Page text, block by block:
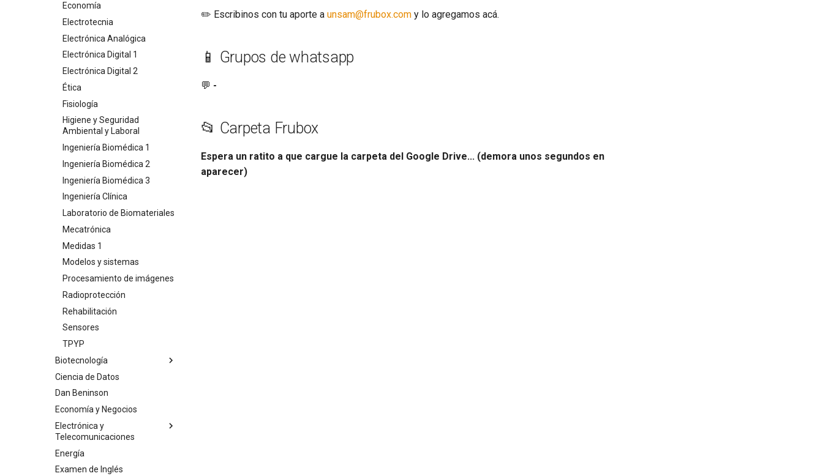
Cálculo 3
Cálculo Avanzado
Ciencia, Tecnología y
Sociedad
Economía
Estadística Aplicada y
Bioestadística
Probabilidad Y Estadística
Estática y Resistencia De Los
Materiales
Ética y Ejercicio Profesional
Física 1
Física 2
Física 3
Física 4
Física Teórica
Fisicoquímica
Fisiología IB
Informática
Inmunología Básica
Introducción a la Informática
Medios de Enlace
Métodos Numéricos
Microeconomía
Programación
Química Analítica
Química General
Química Inorgánica
Química Orgánica
Seguridad e Higiene
Estadística Aplicada
Evaluación Impacto
Fenómenos De Transporte
Formulación De Proyectos
Geología Y Geomorfología
Ambiental
Gestión
Higiene Y Seguridad
Ingenieróa del Agua
Microbiología
Normativa Ambiental
Operaciones Unitarias
PFI
Plaguicidas Y Su Impacto
Ambiental
PPS
Procesos Industriales
Residuos Sólidos
Sistemas De Información
Geográfica
Taller Ambiental 1
Toxicología Ambiental
Tratamientos Bio
Economía
Electrotecnia
Electrónica Analógica
Electrónica Digital 1
Electrónica Digital 2
Ética
Fisiología
Higiene y Seguridad
Ambiental y Laboral
Ingeniería Biomédica 1
Ingeniería Biomédica 2
Ingeniería Biomédica 3
Ingeniería Clínica
Laboratorio de Biomateriales
Mecatrónica
Medidas 1
Modelos y sistemas
Procesamiento de imágenes
Radioprotección
Rehabilitación
Sensores
TPYP
Biotecnología
Bioinformática
Biología Celular
Bioquímica De Proteínas
Biotecnología Animal
Biotecnología Vegetal
Biotecnología de
Medicamentos y Alimentos
Ciencia de Datos
Dan Beninson
Economía y Negocios
Electrónica y
Telecomunicaciones
Teoría de Comunicaciones
Energía
Examen de Inglés
✏️ Escribinos con tu aporte a unsam@frubox.com y lo agregamos acá.
📱 Grupos de whatsapp
💬 -
📂 Carpeta Frubox
Espera un ratito a que cargue la carpeta del Google Drive... (demora unos segundos en
aparecer)